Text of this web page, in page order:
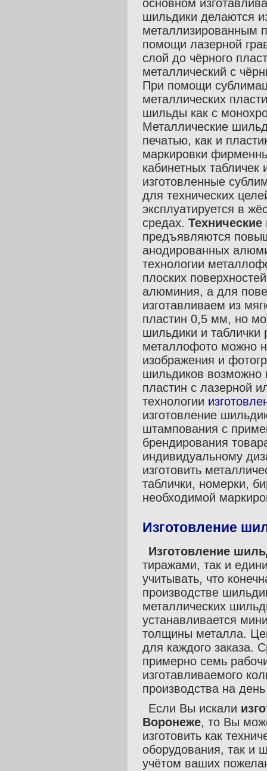
основном
шильдики делаются
металлизированным
помощи лазерной
слой до чёрного
металлический с
При помощи
металлических
шильды как с
Металлические
печатью, как и
маркировки
кабинетных
изготовленные
для технических
эксплуатируется в
средах.
предъявляются
анодированных
технологии
плоских
алюминия, а для
изготавливаем из
пластин 0,5 мм, но
шильдики и таблички
металлофото можно
изображения и
шильдиков возможно
пластин с лазерной
технологии
изготовление
штампования с
брендирования
индивидуальному
изготовить
таблички, номерки,
необходимой
Изготовление
Изготовление
тиражами, так и
учитывать, что
производстве
металлических
устанавливается
толщины металла.
для каждого заказа.
примерно семь
изготавливаемого
производства на
Если Вы искали
Воронеже, то Вы
изготовить как
оборудования, так и
учётом ваших